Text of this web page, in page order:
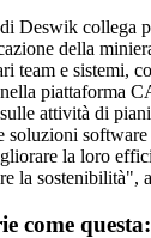
Deswik collega
della
team e sistemi,
piattaforma
attività di
soluzioni
la loro
la sostenibilità",
come questa: